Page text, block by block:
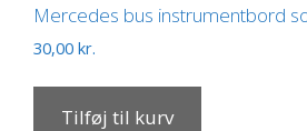
Mercedes bus instrumentbord
30,00 kr.
Tilføj til kurv